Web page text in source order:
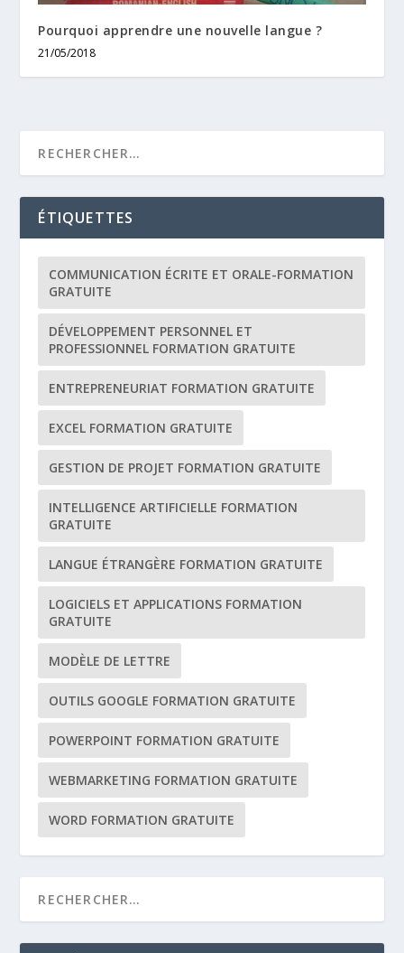
Pourquoi apprendre une nouvelle langue ?
21/05/2018
ÉTIQUETTES
COMMUNICATION ÉCRITE ET ORALE-FORMATION
GRATUITE
DÉVELOPPEMENT PERSONNEL ET
PROFESSIONNEL FORMATION GRATUITE
ENTREPRENEURIAT FORMATION GRATUITE
EXCEL FORMATION GRATUITE
GESTION DE PROJET FORMATION GRATUITE
INTELLIGENCE ARTIFICIELLE FORMATION
GRATUITE
LANGUE ÉTRANGÈRE FORMATION GRATUITE
LOGICIELS ET APPLICATIONS FORMATION
GRATUITE
MODÈLE DE LETTRE
OUTILS GOOGLE FORMATION GRATUITE
POWERPOINT FORMATION GRATUITE
WEBMARKETING FORMATION GRATUITE
WORD FORMATION GRATUITE